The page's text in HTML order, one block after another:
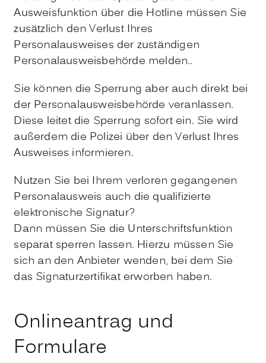
Ausweisfunktion über die Hotline müssen Sie
zusätzlich den Verlust Ihres
Personalausweises der zuständigen
Personalausweisbehörde melden..
Sie können die Sperrung aber auch direkt bei
der Personalausweisbehörde veranlassen.
Diese leitet die Sperrung sofort ein. Sie wird
außerdem die Polizei über den Verlust Ihres
Ausweises informieren.
Nutzen Sie bei Ihrem verloren gegangenen
Personalausweis auch die qualifizierte
elektronische Signatur?
Dann müssen Sie die Unterschriftsfunktion
separat sperren lassen. Hierzu müssen Sie
sich an den Anbieter wenden, bei dem Sie
das Signaturzertifikat erworben haben.
Onlineantrag und
Formulare